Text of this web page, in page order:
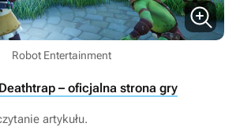
Robot Entertainment
– oficjalna strona gry
artykułu.